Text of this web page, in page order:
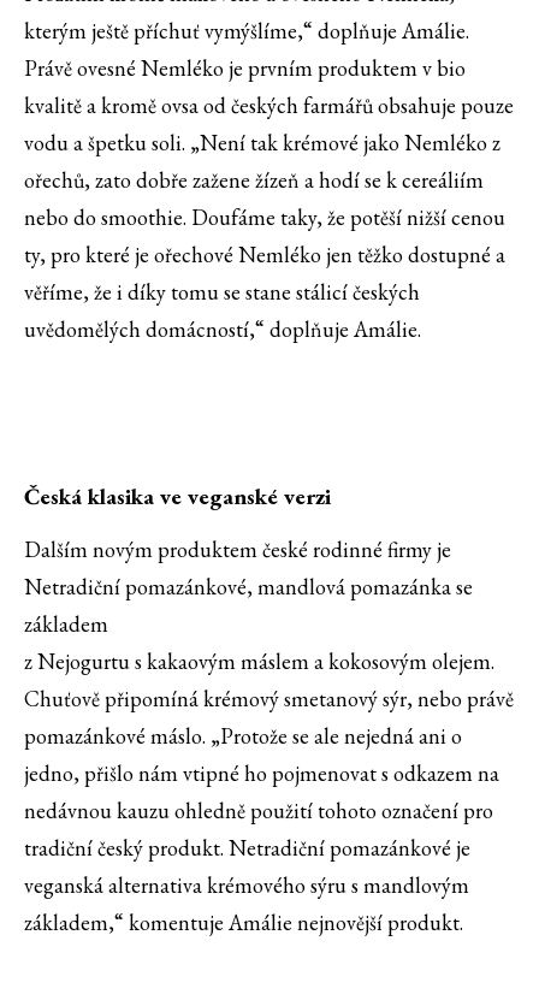
kterým ještě příchuť vymýšlíme,“ doplňuje Amálie.
Právě ovesné Nemléko je prvním produktem v bio
kvalitě a kromě ovsa od českých farmářů obsahuje pouze
vodu a špetku soli. „Není tak krémové jako Nemléko z
ořechů, zato dobře zažene žízeň a hodí se k cereáliím
nebo do smoothie. Doufáme taky, že potěší nižší cenou
ty, pro které je ořechové Nemléko jen těžko dostupné a
věříme, že i díky tomu se stane stálicí českých
uvědomělých domácností,“ doplňuje Amálie.
Česká klasika ve veganské verzi
Dalším novým produktem české rodinné firmy je
Netradiční pomazánkové, mandlová pomazánka se
základem
z Nejogurtu s kakaovým máslem a kokosovým olejem.
Chuťově připomíná krémový smetanový sýr, nebo právě
pomazánkové máslo. „Protože se ale nejedná ani o
jedno, přišlo nám vtipné ho pojmenovat s odkazem na
nedávnou kauzu ohledně použití tohoto označení pro
tradiční český produkt. Netradiční pomazánkové je
veganská alternativa krémového sýru s mandlovým
základem,“ komentuje Amálie nejnovější produkt.